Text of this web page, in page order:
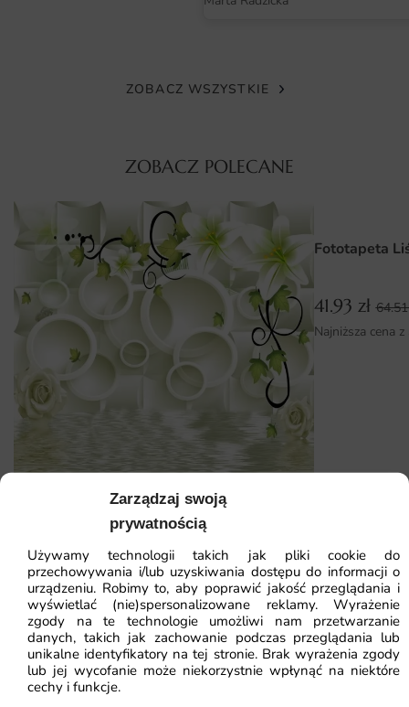
Zarządzaj swoją
prywatnością
Używamy technologii takich jak pliki cookie do
przechowywania i/lub uzyskiwania dostępu do informacji o
urządzeniu. Robimy to, aby poprawić jakość przeglądania i
wyświetlać (nie)spersonalizowane reklamy. Wyrażenie
zgody na te technologie umożliwi nam przetwarzanie
danych, takich jak zachowanie podczas przeglądania lub
unikalne identyfikatory na tej stronie. Brak wyrażenia zgody
lub jej wycofanie może niekorzystnie wpłynąć na niektóre
cechy i funkcje.
Dzięki temu fototapeta będzie cieszyć oko przez długi
wymiarach, co pozwala na idealne dopasowanie do Twoich
potrzeb i przestrzeni. Możesz wybrać zarówno
standardowe rozmiary, jak i indywidualne, co umożliwia
kreatywne podejście do aranżacji wnętrza. Montaż
fototapety jest niezwykle prosty, dzięki zastosowaniu
nowoczesnych materiałów samoprzylepnych. W kilka
chwil stworzysz niesamowitą dekorację, która odmieni
każde pomieszczenie.
Dlaczego warto wybrać tę fototapetę
Tworzy unikalną atmosferę w każdym pomieszczeniu.
Wykonana z wysokiej jakości materiałów, odpornych na
Łatwy montaż i możliwość dopasowania wymiarów do
konkretnego wnętrza.
Inspiruje dzieci do odkrywania tajemnic kosmosu i
rozwijania wyobraźni.
ZOBACZ WSZYSTKIE
ZOBACZ POLECANE
Fototapeta Kwiaty Na Ścianie — wzór 591
41.93zł 64.51zł
Najniższa cena z 30 dni: 41.93zł
Fototapeta
41.93 zł
Najniższa cena
ZOBACZ WSZYSTKIE